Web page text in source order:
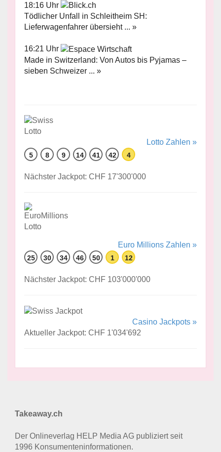
18:16 Uhr
Tödlicher Unfall in Schleitheim SH:
Lieferwagenfahrer übersieht ... »
16:21 Uhr
Made in Switzerland: Von Autos bis Pyjamas –
sieben Schweizer ... »
Lotto Zahlen »
5 8 9 14 41 42 4
Nächster Jackpot: CHF 17'300'000
Euro Millions Zahlen »
25 30 34 46 50 1 12
Nächster Jackpot: CHF 103'000'000
Casino Jackpots »
Aktueller Jackpot: CHF 1'034'692
Takeaway.ch
Der Onlineverlag HELP Media AG publiziert seit
1996 Konsumenten­informationen.